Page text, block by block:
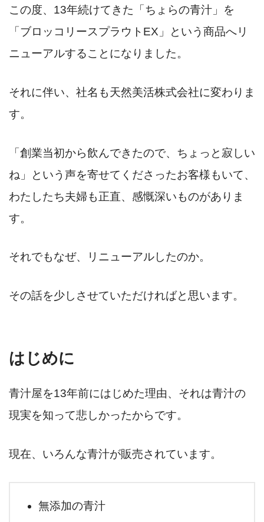
この度、13年続けてきた「ちょらの青汁」を
「ブロッコリースプラウトEX」という商品へリ
ニューアルすることになりました。
それに伴い、社名も天然美活株式会社に変わりま
す。
「創業当初から飲んできたので、ちょっと寂しい
ね」という声を寄せてくださったお客様もいて、
わたしたち夫婦も正直、感慨深いものがありま
す。
それでもなぜ、リニューアルしたのか。
その話を少しさせていただければと思います。
はじめに
青汁屋を13年前にはじめた理由、それは青汁の
現実を知って悲しかったからです。
現在、いろんな青汁が販売されています。
無添加の青汁